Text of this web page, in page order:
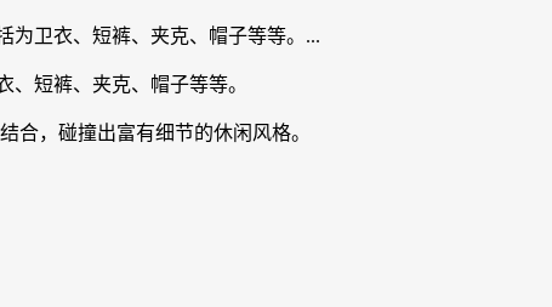
为卫衣、短裤、夹克、帽子等等。...
短裤、夹克、帽子等等。
合，碰撞出富有细节的休闲风格。